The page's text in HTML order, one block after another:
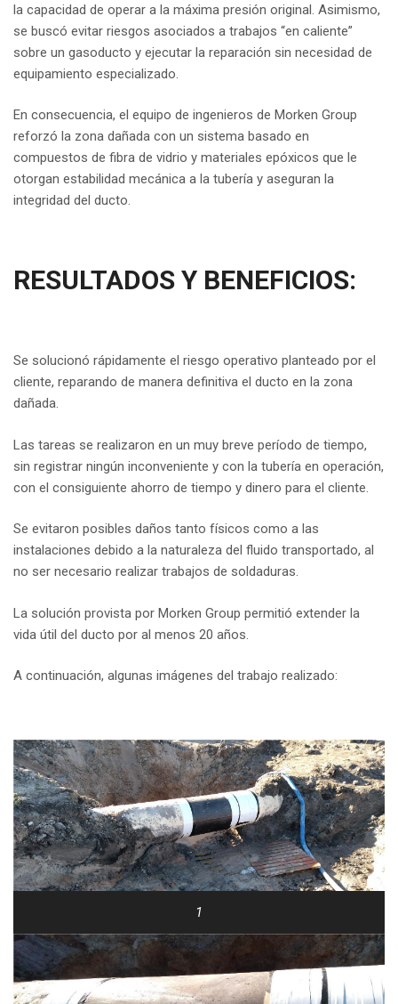
la capacidad de operar a la máxima presión original. Asimismo,
se buscó evitar riesgos asociados a trabajos “en caliente”
sobre un gasoducto y ejecutar la reparación sin necesidad de
equipamiento especializado.
En consecuencia, el equipo de ingenieros de Morken Group
reforzó la zona dañada con un sistema basado en
compuestos de fibra de vidrio y materiales epóxicos que le
otorgan estabilidad mecánica a la tubería y aseguran la
integridad del ducto.
RESULTADOS Y BENEFICIOS:
Se solucionó rápidamente el riesgo operativo planteado por el
cliente, reparando de manera definitiva el ducto en la zona
dañada.
Las tareas se realizaron en un muy breve período de tiempo,
sin registrar ningún inconveniente y con la tubería en operación,
con el consiguiente ahorro de tiempo y dinero para el cliente.
Se evitaron posibles daños tanto físicos como a las
instalaciones debido a la naturaleza del fluido transportado, al
no ser necesario realizar trabajos de soldaduras.
La solución provista por Morken Group permitió extender la
vida útil del ducto por al menos 20 años.
A continuación, algunas imágenes del trabajo realizado:
1